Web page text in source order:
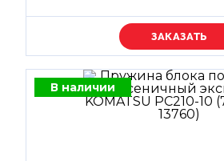
Уточняйте цену
В наличии